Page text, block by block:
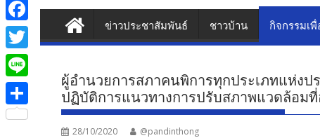
ข่าวประชาสัมพันธ์ ชาวบ้าน กิจกรรมเ
ผู้อำนวยการสภาคนพิการทุกประเภทแห่งป
ปฏิบัติการแนวทางการปรับสภาพแวดล้อม
28/10/2020 @pandinthong
F
a
c
e
b
T
w
i
L
iS